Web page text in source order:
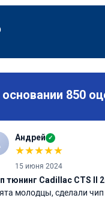
850
Андрей ✓
★★★★★
15 июня 2024
тюнинг Cadillac CTS II
молодцы, сделали